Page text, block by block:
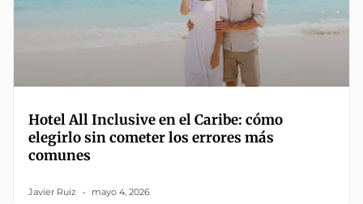
Hotel All Inclusive en el Caribe: cómo
elegirlo sin cometer los errores más
comunes
Javier Ruiz mayo 4, 2026